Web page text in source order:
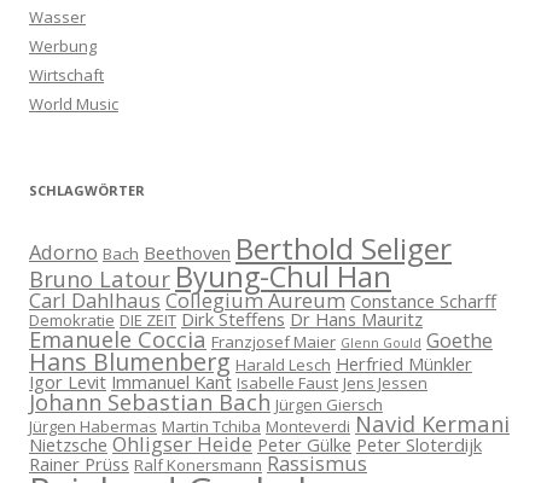
Wasser
Werbung
Wirtschaft
World Music
SCHLAGWÖRTER
Adorno Bach Beethoven Berthold Seliger
Bruno Latour Byung-Chul Han
Carl Dahlhaus Collegium Aureum Constance Scharff
Demokratie DIE ZEIT Dirk Steffens Dr Hans Mauritz
Emanuele Coccia Franzjosef Maier Glenn Gould Goethe
Hans Blumenberg Harald Lesch Herfried Münkler
Igor Levit Immanuel Kant Isabelle Faust Jens Jessen
Johann Sebastian Bach Jürgen Giersch
Jürgen Habermas Martin Tchiba Monteverdi Navid Kermani
Nietzsche Ohligser Heide Peter Gülke Peter Sloterdijk
Rainer Prüss Ralf Konersmann Rassismus